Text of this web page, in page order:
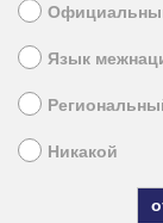
Язык
Никакой